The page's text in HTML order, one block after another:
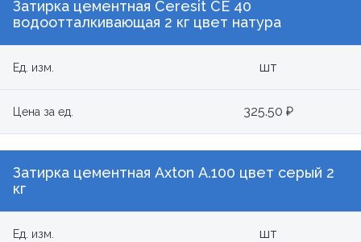
Затирка цементная Ceresit СЕ 40
водоотталкивающая 2 кг цвет натура
Ед. изм. шт
Цена за ед. 325.50 ₽
Затирка цементная Axton А.100 цвет серый 2
кг
Ед. изм. шт